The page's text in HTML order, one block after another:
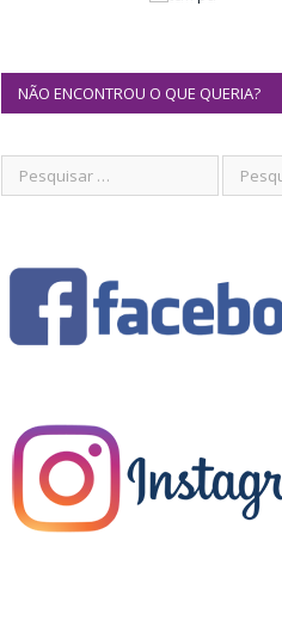
NÃO ENCONTROU O QUE QUERIA?